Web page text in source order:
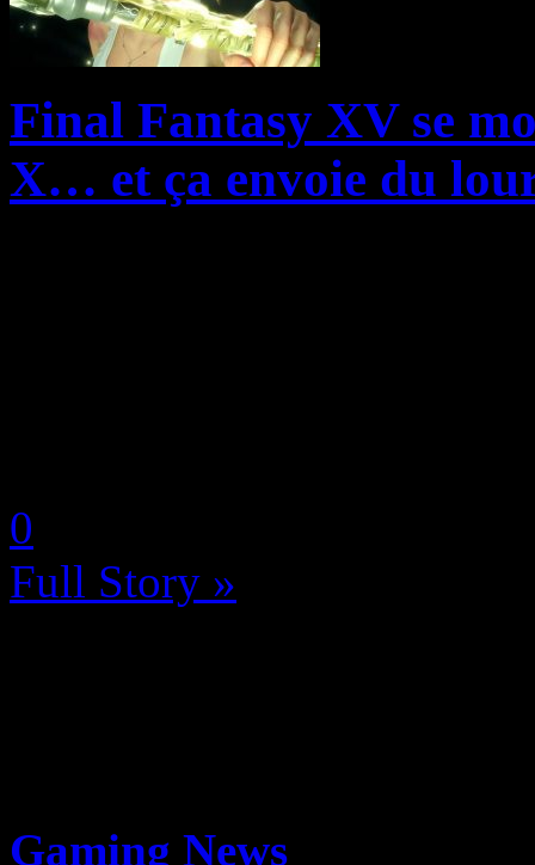
Final Fantasy XV se
X… et ça envoie du
0
Full Story »
Gaming News